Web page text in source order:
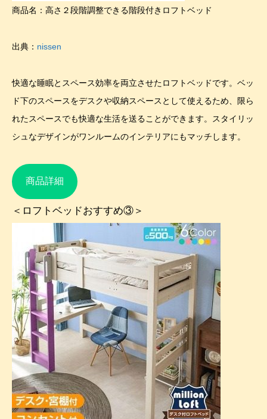
商品名：高さ２段階調整できる階段付きロフトベッド
出典： nissen
快適な睡眠とスペース効率を両立させたロフトベッドです。ベッ
ド下のスペースをデスクや収納スペースとして使えるため、限ら
れたスペースでも快適な生活を送ることができます。スタイリッ
シュなデザインがワンルームのインテリアにもマッチします。
商品詳細
＜ロフトベッドおすすめ③＞